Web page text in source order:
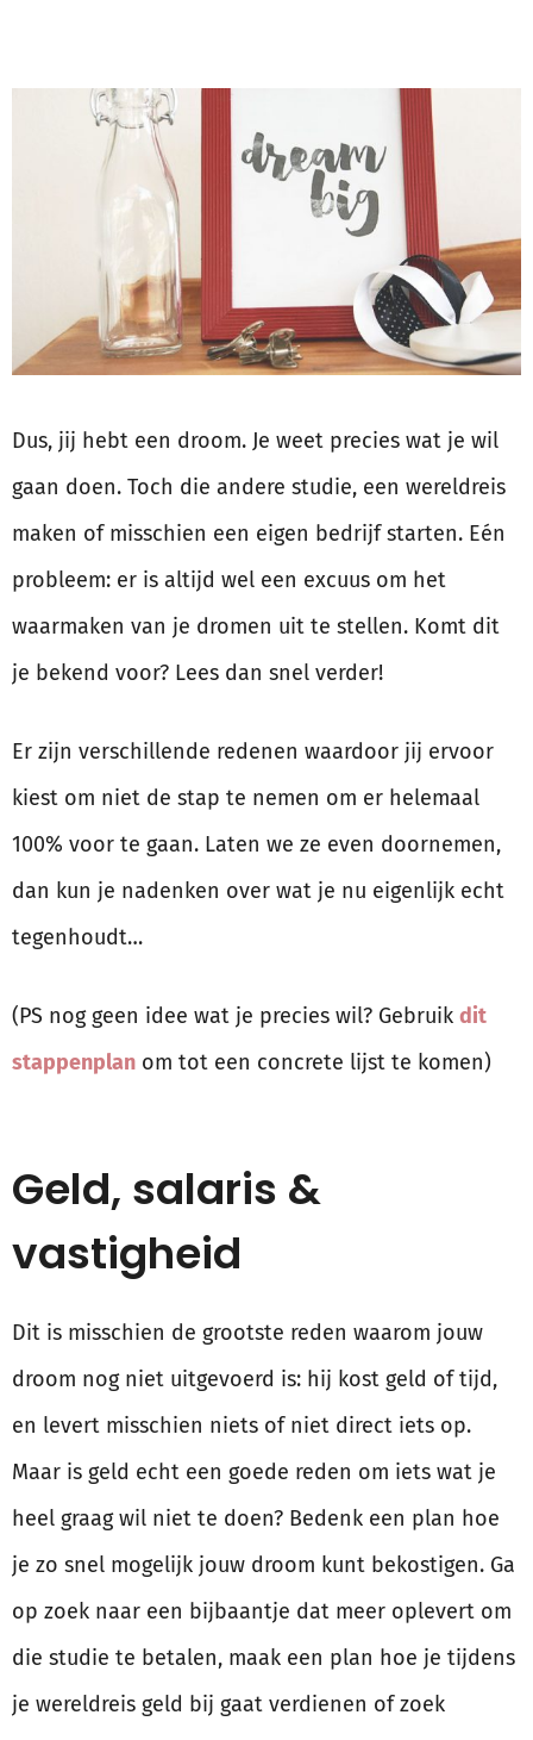
Dus, jij hebt een droom. Je weet precies wat je wil
gaan doen. Toch die andere studie, een wereldreis
maken of misschien een eigen bedrijf starten. Eén
probleem: er is altijd wel een excuus om het
waarmaken van je dromen uit te stellen. Komt dit
je bekend voor? Lees dan snel verder!
Er zijn verschillende redenen waardoor jij ervoor
kiest om niet de stap te nemen om er helemaal
100% voor te gaan. Laten we ze even doornemen,
dan kun je nadenken over wat je nu eigenlijk echt
tegenhoudt…
(PS nog geen idee wat je precies wil? Gebruik dit
stappenplan om tot een concrete lijst te komen)
Geld, salaris &
vastigheid
Dit is misschien de grootste reden waarom jouw
droom nog niet uitgevoerd is: hij kost geld of tijd,
en levert misschien niets of niet direct iets op.
Maar is geld echt een goede reden om iets wat je
heel graag wil niet te doen? Bedenk een plan hoe
je zo snel mogelijk jouw droom kunt bekostigen. Ga
op zoek naar een bijbaantje dat meer oplevert om
die studie te betalen, maak een plan hoe je tijdens
je wereldreis geld bij gaat verdienen of zoek